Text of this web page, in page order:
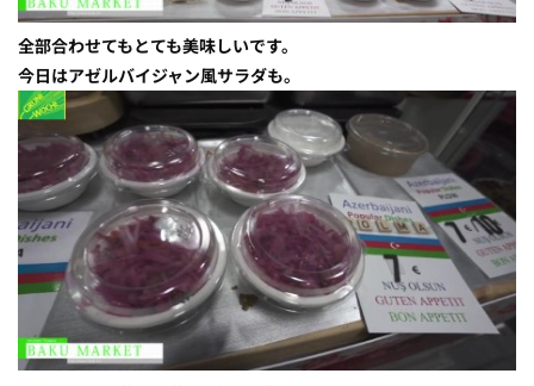
全部合わせてもとても美味しいです。
今日はアゼルバイジャン風サラダも。